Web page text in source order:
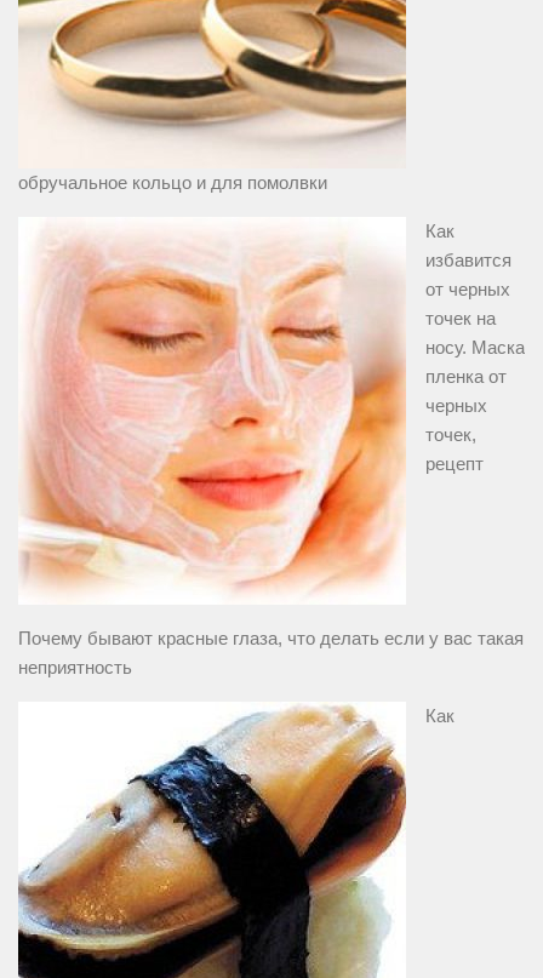
обручальное кольцо и для помолвки
Как
избавится
от черных
точек на
носу. Маска
пленка от
черных
точек,
рецепт
Почему бывают красные глаза, что делать если у вас такая
неприятность
Как